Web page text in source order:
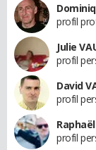
profil
Julie
profil
David
profil
profil